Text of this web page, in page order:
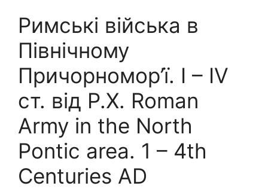
Римські війська в
Північному
Причорномор’ї. І – IV
ст. від Р.Х. Roman
Army in the North
Pontic area. 1 – 4th
Centuries AD